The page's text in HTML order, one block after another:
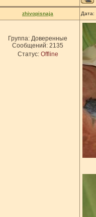
zhivopisnaja
Группа: Доверенные
Сообщений: 2135
Статус: Offline